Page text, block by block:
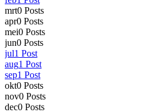
mrt0 Posts
apr0 Posts
mei0 Posts
jun0 Posts
jul1 Post
aug1 Post
sep1 Post
okt0 Posts
nov0 Posts
dec0 Posts